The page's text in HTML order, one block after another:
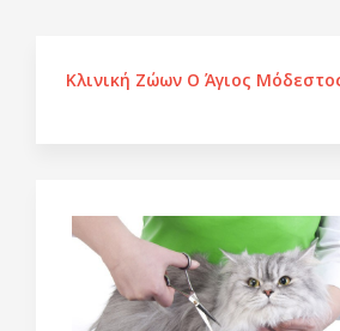
Κλινική Ζώων Ο Άγιος